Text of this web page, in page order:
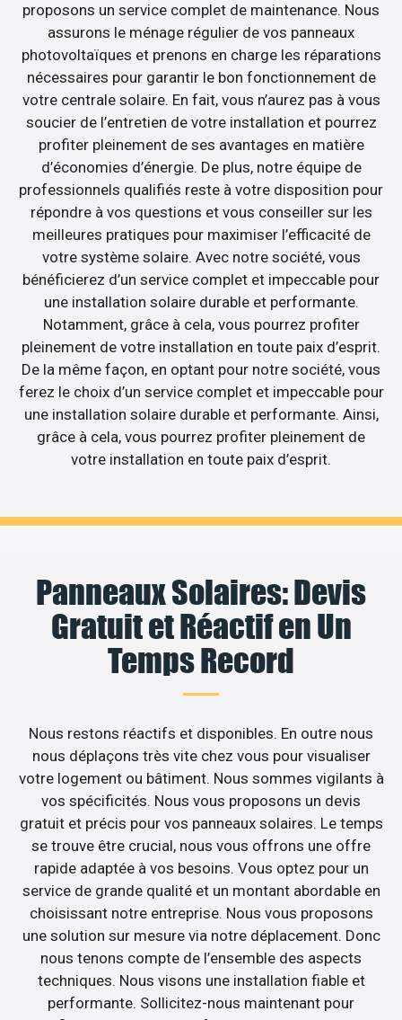
proposons un service complet de maintenance. Nous
assurons le ménage régulier de vos panneaux
photovoltaïques et prenons en charge les réparations
nécessaires pour garantir le bon fonctionnement de
votre centrale solaire. En fait, vous n’aurez pas à vous
soucier de l’entretien de votre installation et pourrez
profiter pleinement de ses avantages en matière
d’économies d’énergie. De plus, notre équipe de
professionnels qualifiés reste à votre disposition pour
répondre à vos questions et vous conseiller sur les
meilleures pratiques pour maximiser l’efficacité de
votre système solaire. Avec notre société, vous
bénéficierez d’un service complet et impeccable pour
une installation solaire durable et performante.
Notamment, grâce à cela, vous pourrez profiter
pleinement de votre installation en toute paix d’esprit.
De la même façon, en optant pour notre société, vous
ferez le choix d’un service complet et impeccable pour
une installation solaire durable et performante. Ainsi,
grâce à cela, vous pourrez profiter pleinement de
votre installation en toute paix d’esprit.
Panneaux Solaires: Devis
Gratuit et Réactif en Un
Temps Record
Nous restons réactifs et disponibles. En outre nous
nous déplaçons très vite chez vous pour visualiser
votre logement ou bâtiment. Nous sommes vigilants à
vos spécificités. Nous vous proposons un devis
gratuit et précis pour vos panneaux solaires. Le temps
se trouve être crucial, nous vous offrons une offre
rapide adaptée à vos besoins. Vous optez pour un
service de grande qualité et un montant abordable en
choisissant notre entreprise. Nous vous proposons
une solution sur mesure via notre déplacement. Donc
nous tenons compte de l’ensemble des aspects
techniques. Nous visons une installation fiable et
performante. Sollicitez-nous maintenant pour